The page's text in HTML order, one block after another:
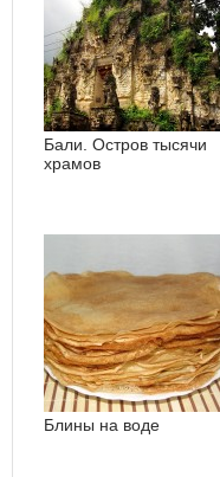
Бали. Остров тысячи
храмов
Блины на воде